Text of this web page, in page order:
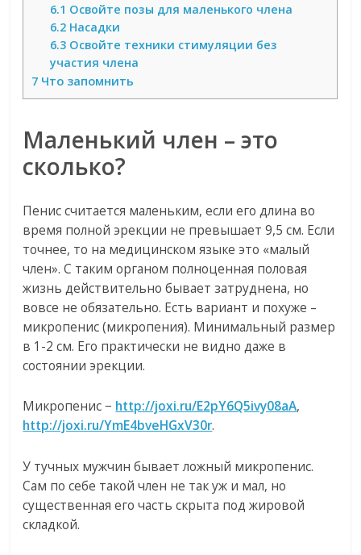
6.1 Освойте позы для маленького члена
6.2Насадки
6.3Освойте техники стимуляции без
участия члена
7 Что запомнить
Маленький член – это
сколько?
Пенис считается маленьким, если его длина во
время полной эрекции не превышает 9,5 см. Если
точнее, то на медицинском языке это «малый
член». С таким органом полноценная половая
жизнь действительно бывает затруднена, но
вовсе не обязательно. Есть вариант и похуже –
микропенис (микропения). Минимальный размер
в 1-2 см. Его практически не видно даже в
состоянии эрекции.
Микропенис − http://joxi.ru/E2pY6Q5ivy08aA,
http://joxi.ru/YmE4bveHGxV30r.
У тучных мужчин бывает ложный микропенис.
Сам по себе такой член не так уж и мал, но
существенная его часть скрыта под жировой
складкой.